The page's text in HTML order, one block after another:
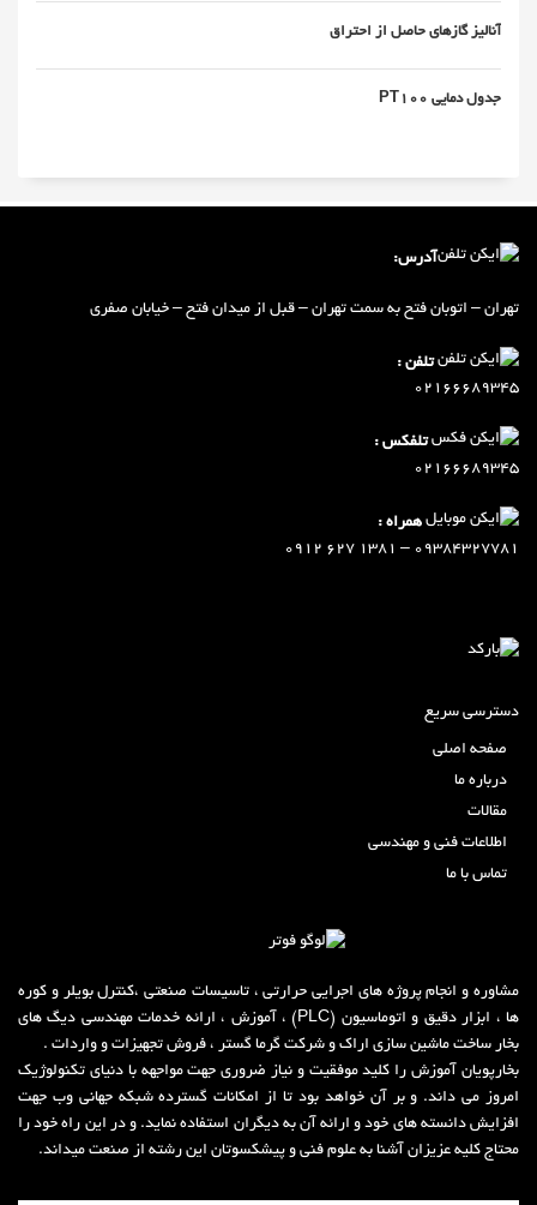
آنالیز گازهای حاصل از احتراق
جدول دمایی PT100
آدرس:
تهران – اتوبان فتح به سمت تهران – قبل از میدان فتح – خیابان صفری
تلفن :
02166689345
تلفکس :
02166689345
همراه :
09384327781 – 1381 627 0912
دسترسی سریع
صفحه اصلی
درباره ما
مقالات
اطلاعات فنی و مهندسی
تماس با ما
مشاوره و انجام پروژه های اجرایی حرارتی ، تاسیسات صنعتی ،کنترل بویلر و کوره
ها ، ابزار دقیق و اتوماسیون (PLC) ، آموزش ، ارائه خدمات مهندسی دیگ های
بخار ساخت ماشین سازی اراک و شرکت گرما گستر ، فروش تجهیزات و واردات .
بخارپویان آموزش را کلید موفقیت و نیاز ضروری جهت مواجهه با دنیای تکنولوژیک
امروز می داند. و بر آن خواهد بود تا از امکانات گسترده شبکه جهانی وب جهت
افزایش دانسته های خود و ارائه آن به دیگران استفاده نماید. و در این راه خود را
محتاج کلیه عزیزان آشنا به علوم فنی و پیشکسوتان این رشته از صنعت میداند.